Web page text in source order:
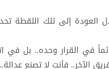
العودة إلى تلك اللقطة
في القرار وحده.. بل في
الآخر.. فأنت لا تصنع